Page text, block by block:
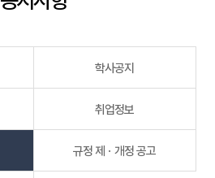
학사공지
취업정보
규정 제ㆍ개정 공고